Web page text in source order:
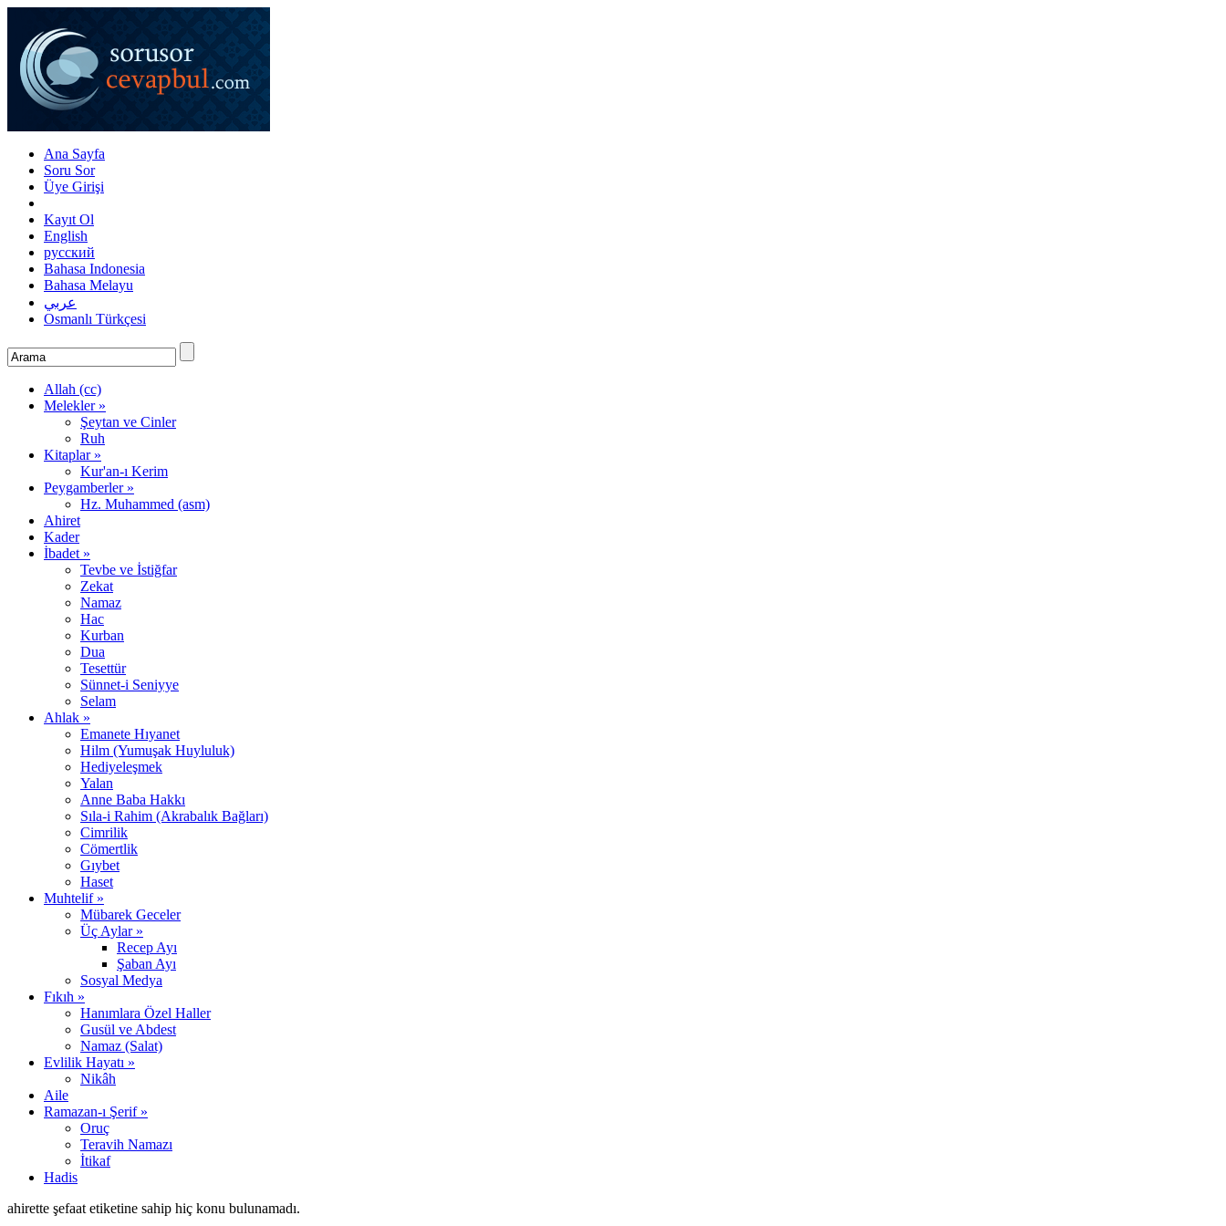
Ana Sayfa
Soru Sor
Üye Girişi
Kayıt Ol
English
русский
Bahasa Indonesia
Bahasa Melayu
عربي
Osmanlı Türkçesi
Allah (cc)
Melekler »
Şeytan ve Cinler
Ruh
Kitaplar »
Kur'an-ı Kerim
Peygamberler »
Hz. Muhammed (asm)
Ahiret
Kader
İbadet »
Tevbe ve İstiğfar
Zekat
Namaz
Hac
Kurban
Dua
Tesettür
Sünnet-i Seniyye
Selam
Ahlak »
Emanete Hıyanet
Hilm (Yumuşak Huyluluk)
Hediyeleşmek
Yalan
Anne Baba Hakkı
Sıla-i Rahim (Akrabalık Bağları)
Cimrilik
Cömertlik
Gıybet
Haset
Muhtelif »
Mübarek Geceler
Üç Aylar »
Recep Ayı
Şaban Ayı
Sosyal Medya
Fıkıh »
Hanımlara Özel Haller
Gusül ve Abdest
Namaz (Salat)
Evlilik Hayatı »
Nikâh
Aile
Ramazan-ı Şerif »
Oruç
Teravih Namazı
İtikaf
Hadis
ahirette şefaat etiketine sahip hiç konu bulunamadı.